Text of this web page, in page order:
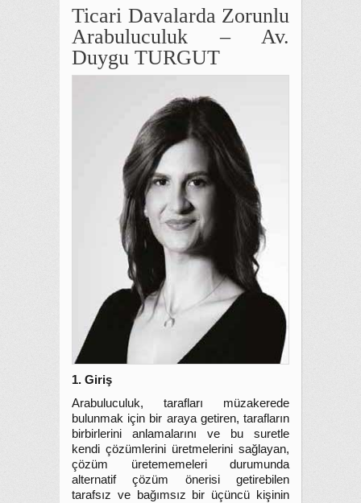
Ticari Davalarda Zorunlu
Arabuluculuk – Av.
Duygu TURGUT
1. Giriş
Arabuluculuk, tarafları müzakerede
bulunmak için bir araya getiren, tarafların
birbirlerini anlamalarını ve bu suretle
kendi çözümlerini üretmelerini sağlayan,
çözüm üretememeleri durumunda
alternatif çözüm önerisi getirebilen
tarafsız ve bağımsız bir üçüncü kişinin